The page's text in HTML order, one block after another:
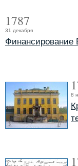
1787
31 декабря
Финансирование
8